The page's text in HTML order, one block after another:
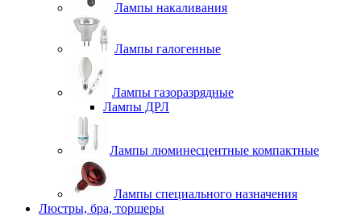
Лампы накаливания
Лампы галогенные
Лампы газоразрядные
Лампы ДРЛ
Лампы люминесцентные компактные
Лампы специального назначения
Люстры, бра, торшеры